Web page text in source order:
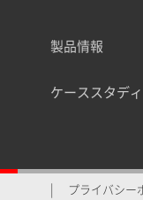
製品情報
ケーススタディ
プライバシー